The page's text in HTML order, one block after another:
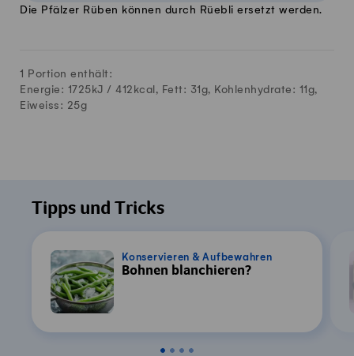
Die Pfälzer Rüben können durch Rüebli ersetzt werden.
1 Portion enthält:
Energie: 1725kJ / 412 kcal, Fett: 31 g, Kohlenhydrate: 11 g,
Eiweiss: 25g
Tipps und Tricks
Konservieren & Aufbewahren
Bohnen blanchieren?